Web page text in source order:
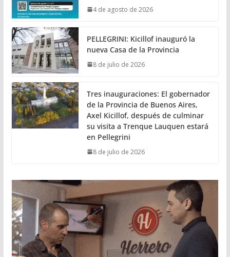
4 de agosto de 2026
PELLEGRINI: Kicillof inauguró la
nueva Casa de la Provincia
8 de julio de 2026
Tres inauguraciones: El gobernador
de la Provincia de Buenos Aires,
Axel Kicillof, después de culminar
su visita a Trenque Lauquen estará
en Pellegrini
8 de julio de 2026